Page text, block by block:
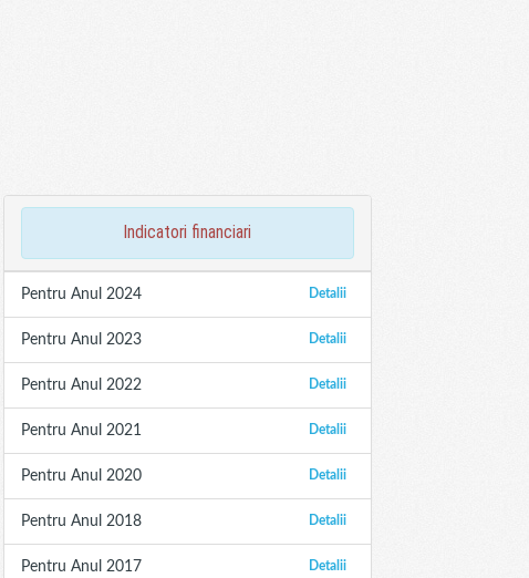
indicatori financiari
Detalii
Pentru Anul 2024
Detalii
Pentru Anul 2023
Detalii
Pentru Anul 2022
Detalii
Pentru Anul 2021
Detalii
Pentru Anul 2020
Detalii
Pentru Anul 2018
Detalii
Pentru Anul 2017